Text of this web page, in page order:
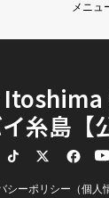
メニュ
糸島【
note RSS
シーポリシー（個人